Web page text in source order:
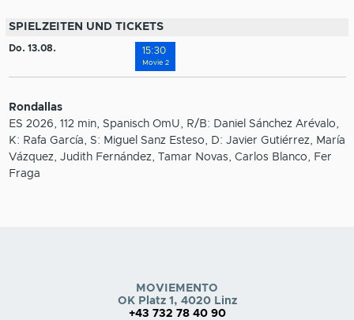
SPIELZEITEN UND TICKETS
Do. 13.08. 15:30
Movie 2
Rondallas
ES 2026, 112 min, Spanisch OmU, R/B: Daniel Sánchez Arévalo,
K: Rafa García, S: Miguel Sanz Esteso, D: Javier Gutiérrez, María
Vázquez, Judith Fernández, Tamar Novas, Carlos Blanco, Fer
Fraga
MOVIEMENTO
OK Platz 1, 4020 Linz
+43 732 78 40 90